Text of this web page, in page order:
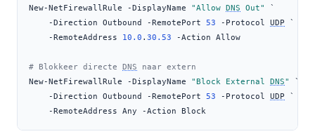
New-NetFirewallRule
- DisplayName "Allow DNS Out"
`
- Direction Outbound - RemotePort 53 - Protocol UDP `
- RemoteAddress 10.0 . 30.53 -Action Allow
# Blokkeer directe DNS naar extern
New-NetFirewallRule
- DisplayName "Block External DNS"
`
- Direction Outbound - RemotePort 53 - Protocol UDP `
- RemoteAddress Any -Action Block